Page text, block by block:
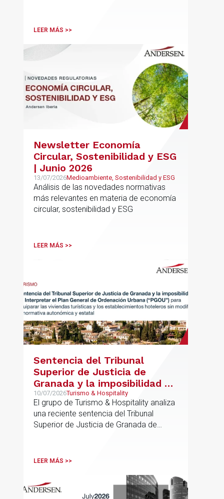
LEER MÁS >>
Newsletter Economía
Circular, Sostenibilidad y ESG
| Junio 2026
13/07/2026Medioambiente, Sostenibilidad y ESG
Análisis de las novedades normativas
más relevantes en materia de economía
circular, sostenibilidad y ESG
LEER MÁS >>
Sentencia del Tribunal
Superior de Justicia de
Granada y la imposibilidad de
Interpretar el Plan General
de Ordenación Urbana
(“PGOU”) para equiparar las
viviendas turísticas y los
autonómica y estatal
10/07/2026Turismo & Hospitality
El grupo de Turismo & Hospitality analiza
una reciente sentencia del Tribunal
Superior de Justicia de Granada de
LEER MÁS >>